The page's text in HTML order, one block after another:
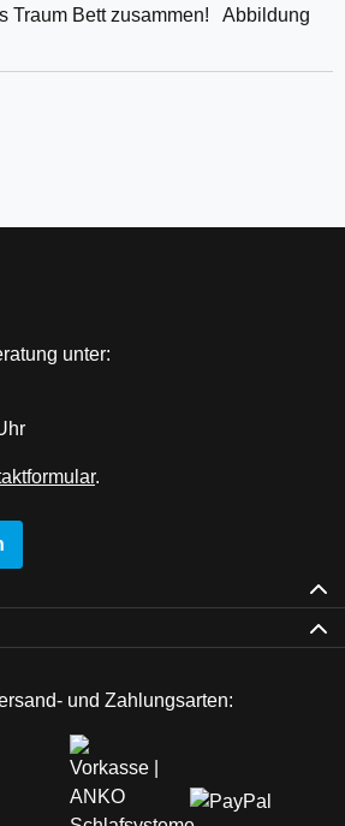
Traum Bett zusammen! Abbildung
unter:
.
und Zahlungsarten: